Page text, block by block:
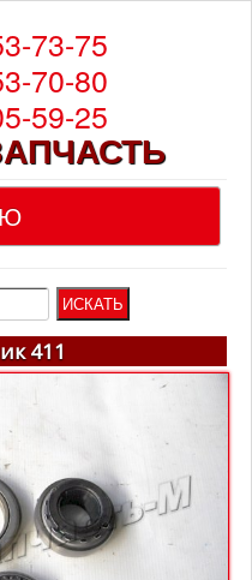
73-75
70-80
59-25
411